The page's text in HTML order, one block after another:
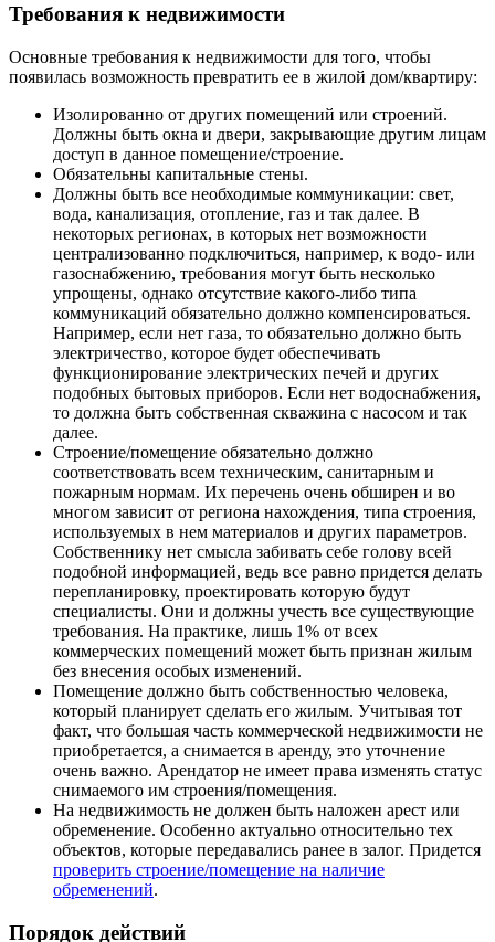
Требования к недвижимости
Основные требования к недвижимости для того, чтобы
появилась возможность превратить ее в жилой дом/квартиру:
Изолированно от других помещений или строений.
Должны быть окна и двери, закрывающие другим лицам
доступ в данное помещение/строение.
Обязательны капитальные стены.
Должны быть все необходимые коммуникации: свет,
вода, канализация, отопление, газ и так далее. В
некоторых регионах, в которых нет возможности
централизованно подключиться, например, к водо- или
газоснабжению, требования могут быть несколько
упрощены, однако отсутствие какого-либо типа
коммуникаций обязательно должно компенсироваться.
Например, если нет газа, то обязательно должно быть
электричество, которое будет обеспечивать
функционирование электрических печей и других
подобных бытовых приборов. Если нет водоснабжения,
то должна быть собственная скважина с насосом и так
далее.
Строение/помещение обязательно должно
соответствовать всем техническим, санитарным и
пожарным нормам. Их перечень очень обширен и во
многом зависит от региона нахождения, типа строения,
используемых в нем материалов и других параметров.
Собственнику нет смысла забивать себе голову всей
подобной информацией, ведь все равно придется делать
перепланировку, проектировать которую будут
специалисты. Они и должны учесть все существующие
требования. На практике, лишь 1% от всех
коммерческих помещений может быть признан жилым
без внесения особых изменений.
Помещение должно быть собственностью человека,
который планирует сделать его жилым. Учитывая тот
факт, что большая часть коммерческой недвижимости не
приобретается, а снимается в аренду, это уточнение
очень важно. Арендатор не имеет права изменять статус
снимаемого им строения/помещения.
На недвижимость не должен быть наложен арест или
обременение. Особенно актуально относительно тех
объектов, которые передавались ранее в залог. Придется
проверить строение/помещение на наличие
обременений.
Порядок действий